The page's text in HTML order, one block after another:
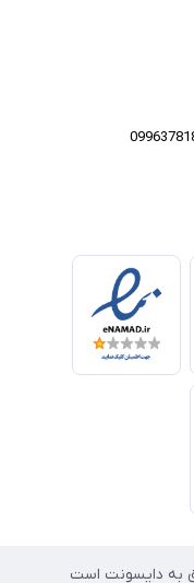
به دایسونت است